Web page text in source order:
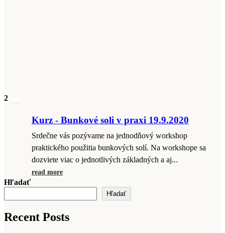
2
Kurz - Bunkové soli v praxi 19.9.2020
Srdečne vás pozývame na jednodňový workshop
praktického použitia bunkových solí. Na workshope sa
dozviete viac o jednotlivých základných a aj...
read more
Hľadať
Hľadať
Recent Posts